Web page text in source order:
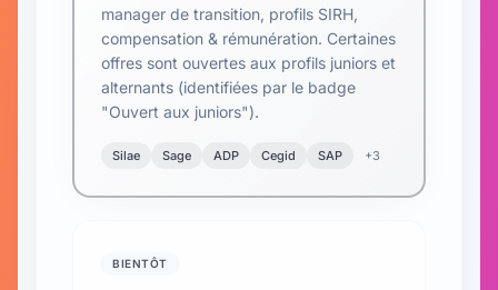
manager de transition, profils SIRH,
compensation & rémunération. Certaines
offres sont ouvertes aux profils juniors et
alternants (identifiées par le badge
"Ouvert aux juniors").
Silae Sage ADP Cegid SAP +3
BIENTÔT